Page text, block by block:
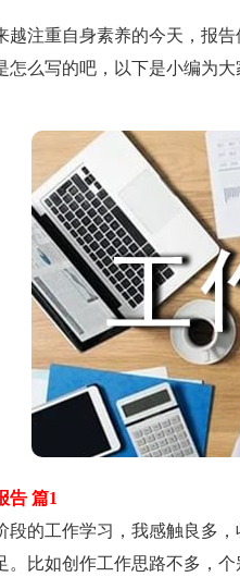
重自身素养的今天，报告
怎么写的吧，以下是小编为
篇1
工作学习，我感触良多，
。比如创作工作思路不多，